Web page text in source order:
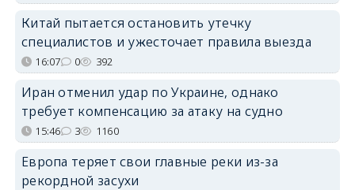
Китай пытается остановить утечку
специалистов и ужесточает правила выезда
16:07 0 392
Иран отменил удар по Украине, однако
требует компенсацию за атаку на судно
15:46 3 1160
Европа теряет свои главные реки из-за
рекордной засухи